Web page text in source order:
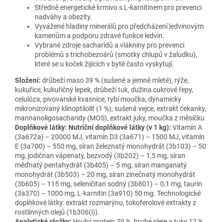
Středně energetické krmivo s L-karnitinem pro prevenci
nadváhy a obezity.
Vyvážené hladiny minerálů pro předcházení ledvinovým
kamenům a podporu zdravé funkce ledvin.
Vybrané zdroje sacharidů a vlákniny pro prevenci
problémů s trichobezoárů (smotky chlupů v žaludku),
které se u koček žijících v bytě často vyskytují.
Složení: drůbeží maso 39 % (sušené a jemně mleté), rýže,
kukuřice, kukuřičný lepek, drůbeží tuk, dužina cukrové řepy,
celulóza, pivovarské kvasnice, rybí moučka, dynamicky
mikronizovaný klinoptilolit (1 %), sušená vejce, extrakt čekanky,
mannanoligosacharidy (MOS), extrakt juky, moučka z měsíčku
Doplňkové látky: Nutriční doplňkové látky (v 1 kg): Vitamín A
(3a672a) – 20000 MJ, vitamín D3 (3a671) – 1500 MJ, vitamín
E (3a700) – 550 mg, síran železnatý monohydrát (3b103) – 50
mg, jodičnan vápenatý, bezvodý (3b202) – 1,5 mg, síran
měďnatý pentahydrát (3b405) – 5 mg, síran manganatý
monohydrát (3b503) – 20 mg, síran zinečnatý monohydrát
(3b605) – 115 mg, seleničitan sodný (3b801) – 0,1 mg, taurin
(3a370) – 1000 mg, L-karnitin (3a910) 50 mg. Technologické
doplňkové látky: extrakt rozmarýnu, tokoferolové extrakty z
rostlinných olejů (1b306(i)).